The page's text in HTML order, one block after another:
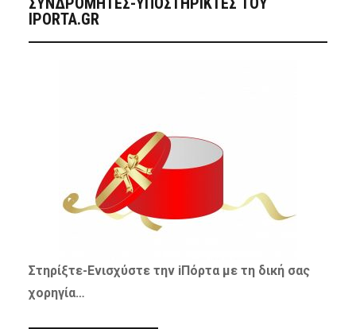
IPORTA.GR
Στηρίξτε- Ενισχύστετην iΠόρτα με τη δική σας
χορηγία…